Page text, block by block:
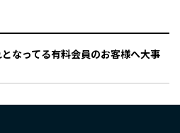
なってる有料会員のお客様へ大事